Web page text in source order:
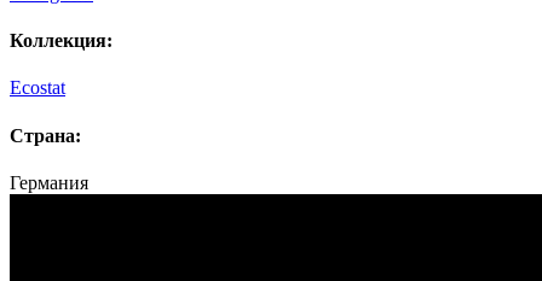
Коллекция:
Ecostat
Страна:
Германия